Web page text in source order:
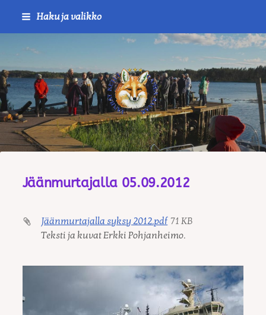
Siirry Haku ja valikko
Journalistiliitto / RTTL/
Jäänmurtajalla 05.09.2012
Jäänmurtajalla syksy 2012.pdf 71 KB
Teksti ja kuvat Erkki Pohjanheimo.